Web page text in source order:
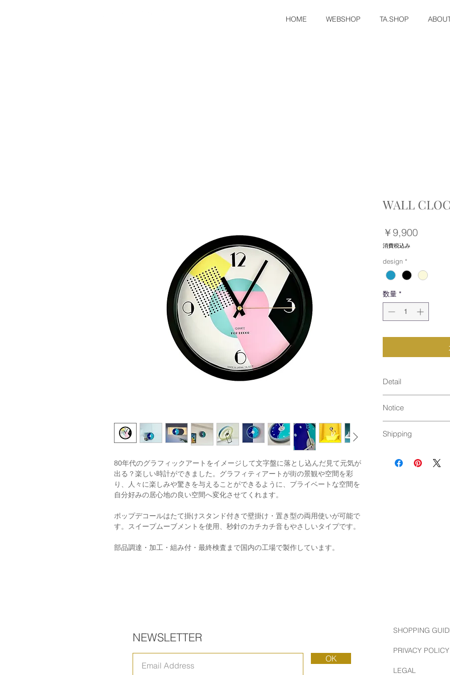
HOME WEBSHOP TA.SHOP
80年代のグラフィックアートをイメージして文字盤に落とし込んだ見て元気が
出る？楽しい時計ができました。グラフィティアートが街の景観や空間を彩
り、人々に楽しみや驚きを与えることができるように、プライベートな空間を
自分好みの居心地の良い空間へ変化させてくれます。
ポップデコールはたて掛けスタンド付きで壁掛け・置き型の両用使いが可能で
す。スイープムーブメントを使用、秒針のカチカチ音もやさしいタイプです。
部品調達・加工・組み付・最終検査まで国内の工場で製作しています。
WALL
￥9,900価
消費税込み
design *
数量 *
Detail
material : プラス
Made in Japan
Notice
説明書 保証書 単
Shipping
NEWSLETTER
OK
SHOPPING
PRIVACY POLICY
LEGAL